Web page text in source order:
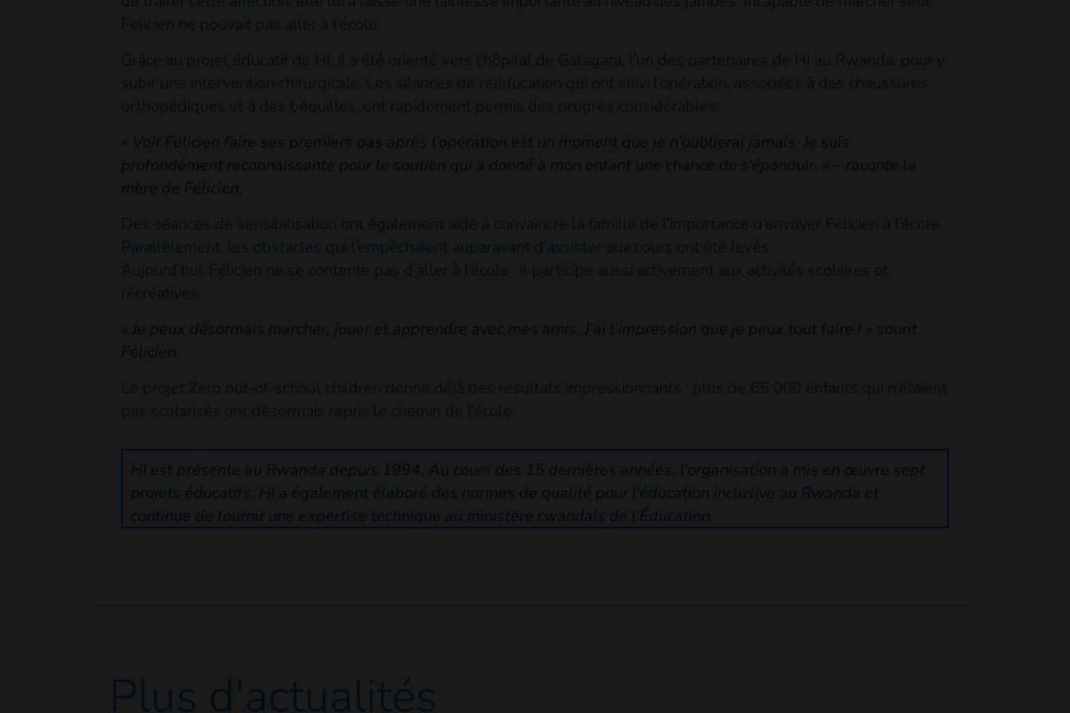
Felicien ne pouvait pas aller à l’école.
Grâce au projet éducatif de HI, il a été orienté vers l’hôpital de Gatagara, l’un des partenaires de HI au Rwanda, pour y
subir une intervention chirurgicale. Les séances de rééducation qui ont suivi l’opération, associées à des chaussures
orthopédiques et à des béquilles, ont rapidement permis des progrès considérables.
« Voir Félicien faire ses premiers pas après l’opération est un moment que je n’oublierai jamais. Je suis
profondément reconnaissante pour le soutien qui a donné à mon enfant une chance de s’épanouir. » – raconte la
mère de Félicien.
Des séances de sensibilisation ont également aidé à convaincre la famille de l’importance d’envoyer Félicien à l’école.
Parallèlement, les obstacles qui l’empêchaient auparavant d’assister aux cours ont été levés.
Aujourd’hui, Félicien ne se contente pas d’aller à l’école : il participe aussi activement aux activités scolaires et
récréatives.
« Je peux désormais marcher, jouer et apprendre avec mes amis. J’ai l’impression que je peux tout faire ! » sourit
Félicien.
Le projet Zero out-of-school children donne déjà des résultats impressionnants : plus de 65 000 enfants qui n’étaient
pas scolarisés ont désormais repris le chemin de l’école.
HI est présente au Rwanda depuis 1994. Au cours des 15 dernières années, l’organisation a mis en œuvre sept
projets éducatifs. HI a également élaboré des normes de qualité pour l’éducation inclusive au Rwanda et
continue de fournir une expertise technique au ministère rwandais de l’Éducation.
Plus d'actualités